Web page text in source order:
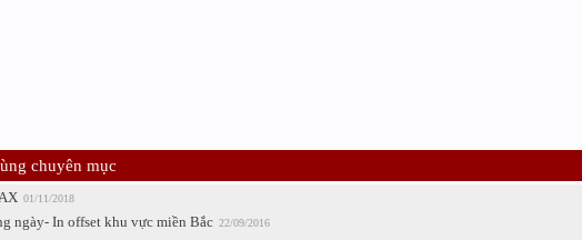
chuyên mục
01/11/2018
ngày- In offset khu vực miền Bắc 22/09/2016